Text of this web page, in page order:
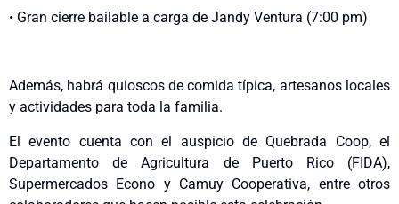
• Gran cierre bailable a carga de Jandy Ventura (7:00 pm)
Además, habrá quioscos de comida típica, artesanos locales
y actividades para toda la familia.
El evento cuenta con el auspicio de Quebrada Coop, el
Departamento de Agricultura de Puerto Rico (FIDA),
Supermercados Econo y Camuy Cooperativa, entre otros